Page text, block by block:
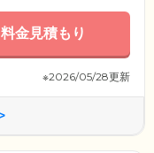
料金見積もり
※2026/05/28更新